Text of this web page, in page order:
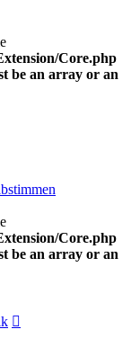
Core.php
be an array or an
Core.php
be an array or an